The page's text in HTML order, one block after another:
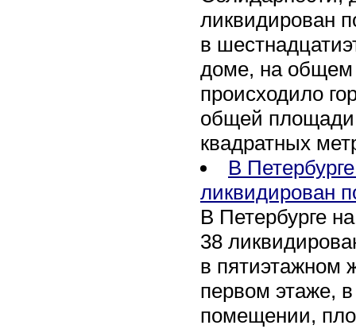
ликвидирован
в
доме, на общем
происходило
общей площади
квадратных
В
ликвидирован
В Петербурге
38
в пятиэтажном
первом этаже,
помещении,